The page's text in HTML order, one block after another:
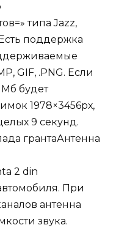
типа Jazz,
поддержка
GIF, .PNG. Если
будет
1978×3456рх,
9 секунд.
Антенна
2 din
При
антенна
звука.